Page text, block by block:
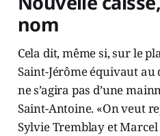
nom
Cela dit, même si, sur le
Saint-Jérôme équivaut au
ne s’agira pas d’une
Saint-Antoine. «On veut
Sylvie Tremblay et